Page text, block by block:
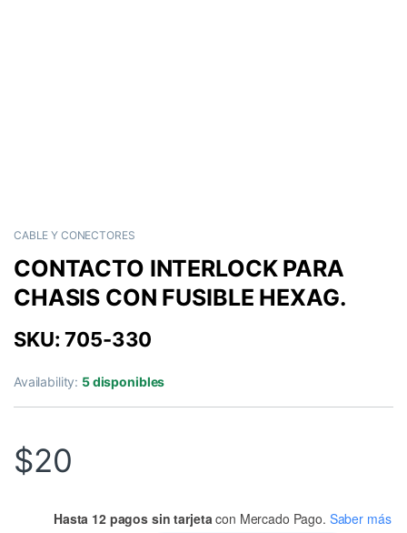
CABLE Y CONECTORES
CONTACTO INTERLOCK PARA
CHASIS CON FUSIBLE HEXAG.
SKU: 705-330
Availability: 5 disponibles
$20
Hasta 12 pagos sin tarjeta con Mercado Pago. Saber más